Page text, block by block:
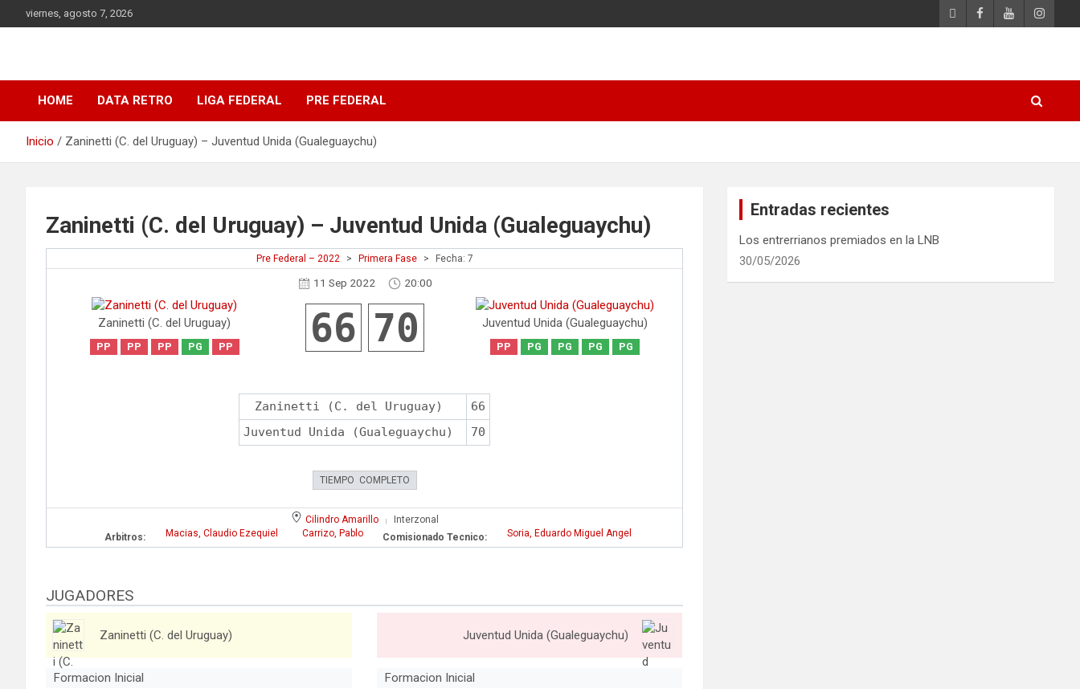
al
viernes, agosto 7, 2026
DATA Basquet
HOME DATA RETRO LIGA FEDERAL PRE FEDERAL
Inicio Zaninetti (C. del Uruguay) – Juventud Unida (Gualeguaychu)
Zaninetti (C. del Uruguay) – Juventud Unida (Gualeguaychu)
Pre Federal – 2022 > Primera Fase > Fecha: 7
11 Sep 2022 20:00
Zaninetti (C. del Uruguay)
PP PP PP PG PP 66 70 Juventud Unida (Gualeguaychu)
PP PG PG PG PG
Zaninetti (C. del Uruguay)
66
Juventud Unida (Gualeguaychu)
70
TIEMPO COMPLETO
Cilindro Amarillo |
Interzonal
Arbitros:
Macias, Claudio Ezequiel Carrizo, Pablo Comisionado Tecnico: Soria, Eduardo Miguel Angel
JUGADORES
Zaninetti (C. del Uruguay)
Formacion Inicial
Juventud Unida (Gualeguaychu)
Formacion Inicial
Entradas recientes
Los entrerrianos premiados en la LNB
30/05/2026